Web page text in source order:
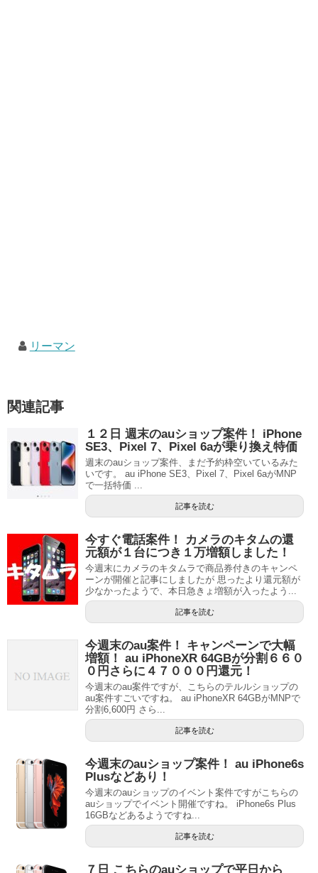
リーマン
関連記事
１２日 週末のauショップ案件！ iPhone
SE3、Pixel 7、Pixel 6aが乗り換え特価
週末のauショップ案件、まだ予約枠空いているみた
いです。 au iPhone SE3、Pixel 7、Pixel 6aがMNP
で一括特価 ...
記事を読む
今すぐ電話案件！ カメラのキタムの還
元額が１台につき１万増額しました！
今週末にカメラのキタムラで商品券付きのキャンペ
ーンが開催と記事にしましたが 思ったより還元額が
少なかったようで、本日急きょ増額が入ったよう...
記事を読む
今週末のau案件！ キャンペーンで大幅
増額！ au iPhoneXR 64GBが分割６６０
０円さらに４７０００円還元！
今週末のau案件ですが、こちらのテルルショップの
au案件すごいですね。 au iPhoneXR 64GBがMNPで
分割6,600円 さら...
記事を読む
今週末のauショップ案件！ au iPhone6s
Plusなどあり！
今週末のauショップのイベント案件ですがこちらの
auショップでイベント開催ですね。 iPhone6s Plus
16GBなどあるようですね...
記事を読む
７日 こちらのauショップで平日から